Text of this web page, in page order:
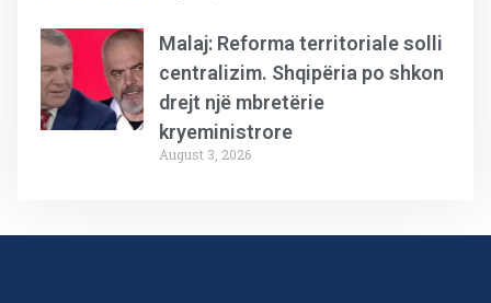
Malaj: Reforma territoriale solli
centralizim. Shqipëria po shkon
drejt një mbretërie
kryeministrore
August 3, 2026